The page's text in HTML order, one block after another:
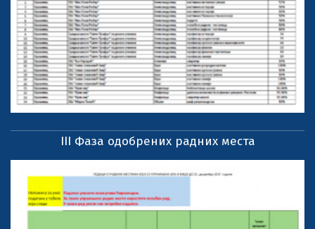
III Фаза одобрених радних места